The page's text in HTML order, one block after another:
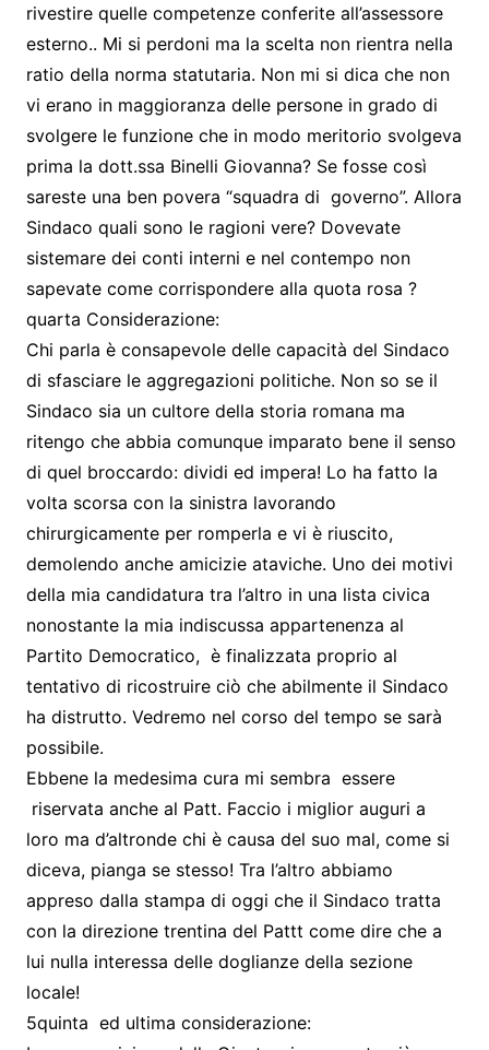
rivestire quelle competenze conferite all’assessore
esterno.. Mi si perdoni ma la scelta non rientra nella
ratio della norma statutaria. Non mi si dica che non
vi erano in maggioranza delle persone in grado di
svolgere le funzione che in modo meritorio svolgeva
prima la dott.ssa Binelli Giovanna? Se fosse così
sareste una ben povera “squadra di governo”. Allora
Sindaco quali sono le ragioni vere? Dovevate
sistemare dei conti interni e nel contempo non
sapevate come corrispondere alla quota rosa ?
quarta Considerazione:
Chi parla è consapevole delle capacità del Sindaco
di sfasciare le aggregazioni politiche. Non so se il
Sindaco sia un cultore della storia romana ma
ritengo che abbia comunque imparato bene il senso
di quel broccardo: dividi ed impera! Lo ha fatto la
volta scorsa con la sinistra lavorando
chirurgicamente per romperla e vi è riuscito,
demolendo anche amicizie ataviche. Uno dei motivi
della mia candidatura tra l’altro in una lista civica
nonostante la mia indiscussa appartenenza al
Partito Democratico, è finalizzata proprio al
tentativo di ricostruire ciò che abilmente il Sindaco
ha distrutto. Vedremo nel corso del tempo se sarà
possibile.
Ebbene la medesima cura mi sembra essere
riservata anche al Patt. Faccio i miglior auguri a
loro ma d’altronde chi è causa del suo mal, come si
diceva, pianga se stesso! Tra l’altro abbiamo
appreso dalla stampa di oggi che il Sindaco tratta
con la direzione trentina del Pattt come dire che a
lui nulla interessa delle doglianze della sezione
locale!
5quinta ed ultima considerazione: